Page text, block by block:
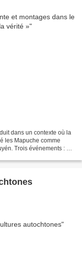
dans un contexte où la
les Mapuche comme
Trois événements : 1)